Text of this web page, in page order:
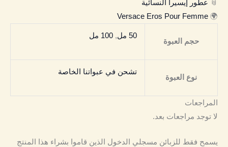
📎 عطور إيسيرا النسائية
🌍
Versace Eros Pour Femme
حجم العبوة
50 مل , 100 مل
نوع العبوة
تشحن في عبواتنا الخاصة
المراجعات
لا توجد مراجعات بعد.
يسمح فقط للزبائن مسجلي الدخول الذين قاموا بشراء هذا المنتج